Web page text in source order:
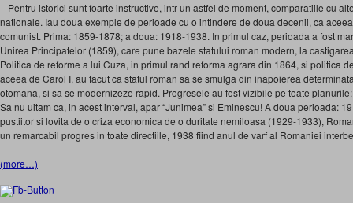
– Pentru istorici sunt foarte instructive, intr-un astfel de moment, comparatiile cu
nationale. Iau doua exemple de perioade cu o intindere de doua decenii, ca
comunist. Prima: 1859-1878; a doua: 1918-1938. In primul caz, perioada a fost
Unirea Principatelor (1859), care pune bazele statului roman modern, la
Politica de reforme a lui Cuza, in primul rand reforma agrara din 1864, si politica
aceea de Carol I, au facut ca statul roman sa se smulga din inapoierea
otomana, si sa se modernizeze rapid. Progresele au fost vizibile pe toate
Sa nu uitam ca, in acest interval, apar “Junimea” si Eminescu! A doua perioada:
pustiitor si lovita de o criza economica de o duritate nemiloasa (1929-1933),
un remarcabil progres in toate directiile, 1938 fiind anul de varf al Romaniei
(more…)